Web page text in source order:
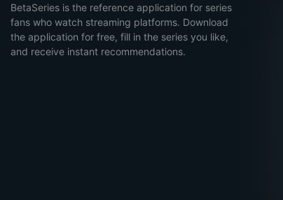
BetaSeries is the reference application for series
fans who watch streaming platforms. Download
the application for free, fill in the series you like,
and receive instant recommendations.